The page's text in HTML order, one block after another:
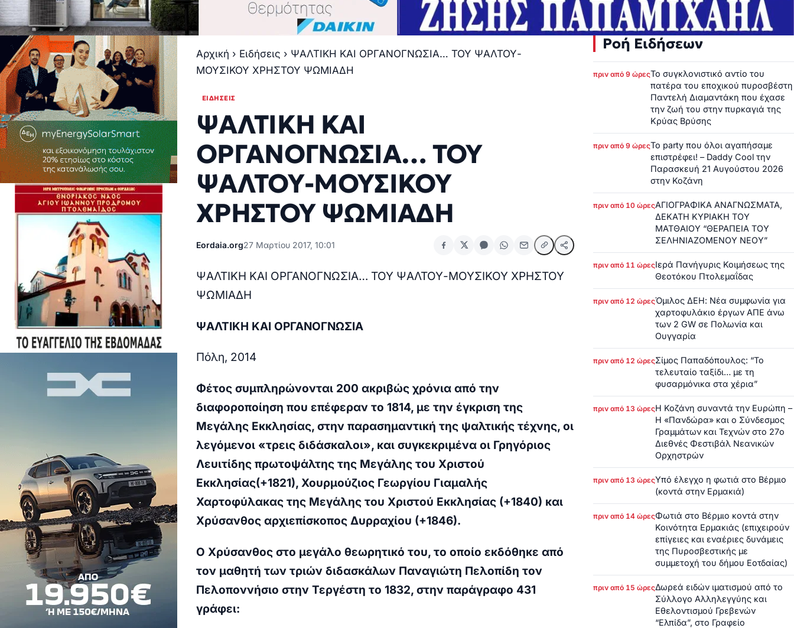
Αρχική › Ειδήσεις › ΨΑΛΤΙΚΗ ΚΑΙ ΟΡΓΑΝΟΓΝΩΣΙΑ… ΤΟΥ ΨΑΛΤΟΥ-
ΜΟΥΣΙΚΟΥ ΧΡΗΣΤΟΥ ΨΩΜΙΑΔΗ
ΕΙΔΉΣΕΙΣ
ΨΑΛΤΙΚΗ ΚΑΙ
ΟΡΓΑΝΟΓΝΩΣΙΑ… ΤΟΥ
ΨΑΛΤΟΥ-ΜΟΥΣΙΚΟΥ
ΧΡΗΣΤΟΥ ΨΩΜΙΑΔΗ
Eordaia.org27 Μαρτίου 2017, 10:01
ΨΑΛΤΙΚΗ ΚΑΙ ΟΡΓΑΝΟΓΝΩΣΙΑ… ΤΟΥ ΨΑΛΤΟΥ-ΜΟΥΣΙΚΟΥ ΧΡΗΣΤΟΥ
ΨΩΜΙΑΔΗ
ΨΑΛΤΙΚΗ ΚΑΙ ΟΡΓΑΝΟΓΝΩΣΙΑ
Πόλη, 2014
Φέτος συμπληρώνονται 200 ακριβώς χρόνια από την
διαφοροποίηση που επέφεραν το 1814, με την έγκριση της
Μεγάλης Εκκλησίας, στην παρασημαντική της ψαλτικής τέχνης, οι
λεγόμενοι «τρεις διδάσκαλοι», και συγκεκριμένα οι Γρηγόριος
Λευιτίδης πρωτοψάλτης της Μεγάλης του Χριστού
Εκκλησίας(+1821), Χουρμούζιος Γεωργίου Γιαμαλής
Χαρτοφύλακας της Μεγάλης του Χριστού Εκκλησίας (+1840) και
Χρύσανθος αρχιεπίσκοπος Δυρραχίου (+1846).
Ο Χρύσανθος στο μεγάλο θεωρητικό του, το οποίο εκδόθηκε από
τον μαθητή των τριών διδασκάλων Παναγιώτη Πελοπίδη τον
Πελοποννήσιο στην Τεργέστη το 1832, στην παράγραφο 431
γράφει:
Ροή Ειδήσεων
πριν από 9 ώρεςΤο συγκλονιστικό αντίο του
πατέρα του εποχικού πυροσβέστη
Παντελή Διαμαντάκη που έχασε
την ζωή του στην πυρκαγιά της
Κρύας Βρύσης
πριν από 9 ώρεςΤο party που όλοι αγαπήσαμε
επιστρέφει! – Daddy Cool την
Παρασκευή 21 Αυγούστου 2026
στην Κοζάνη
πριν από 10 ώρεςΑΓΙΟΓΡΑΦΙΚΑ ΑΝΑΓΝΩΣΜΑΤΑ,
ΔΕΚΑΤΗ ΚΥΡΙΑΚΗ ΤΟΥ
ΜΑΤΘΑΙΟΥ “ΘΕΡΑΠΕΙΑ ΤΟΥ
ΣΕΛΗΝΙΑΖΟΜΕΝΟΥ ΝΕΟΥ”
πριν από 11 ώρεςΙερά Πανήγυρις Κοιμήσεως της
Θεοτόκου Πτολεμαΐδας
πριν από 12 ώρεςΌμιλος ΔΕΗ: Νέα συμφωνία για
χαρτοφυλάκιο έργων ΑΠΕ άνω
των 2 GW σε Πολωνία και
Ουγγαρία
πριν από 12 ώρεςΣίμος Παπαδόπουλος: “Το
τελευταίο ταξίδι… με τη
φυσαρμόνικα στα χέρια”
πριν από 13 ώρεςΗ Κοζάνη συναντά την Ευρώπη –
Η «Πανδώρα» και ο Σύνδεσμος
Γραμμάτων και Τεχνών στο 27ο
Διεθνές Φεστιβάλ Νεανικών
Ορχηστρών
πριν από 13 ώρεςΥπό έλεγχο η φωτιά στο Βέρμιο
(κοντά στην Ερμακιά)
πριν από 14 ώρεςΦωτιά στο Βέρμιο κοντά στην
Κοινότητα Ερμακιάς (επιχειρούν
επίγειες και εναέριες δυνάμεις
της Πυροσβεστικής με
συμμετοχή του δήμου Εοτδαίας)
πριν από 15 ώρεςΔωρεά ειδών ιματισμού από το
Σύλλογο Αλληλεγγύης και
Εθελοντισμού Γρεβενών
“Ελπίδα”, στο Γραφείο